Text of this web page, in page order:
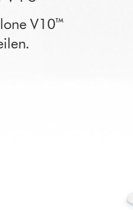
V10™